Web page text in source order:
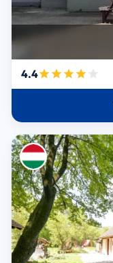
4.4